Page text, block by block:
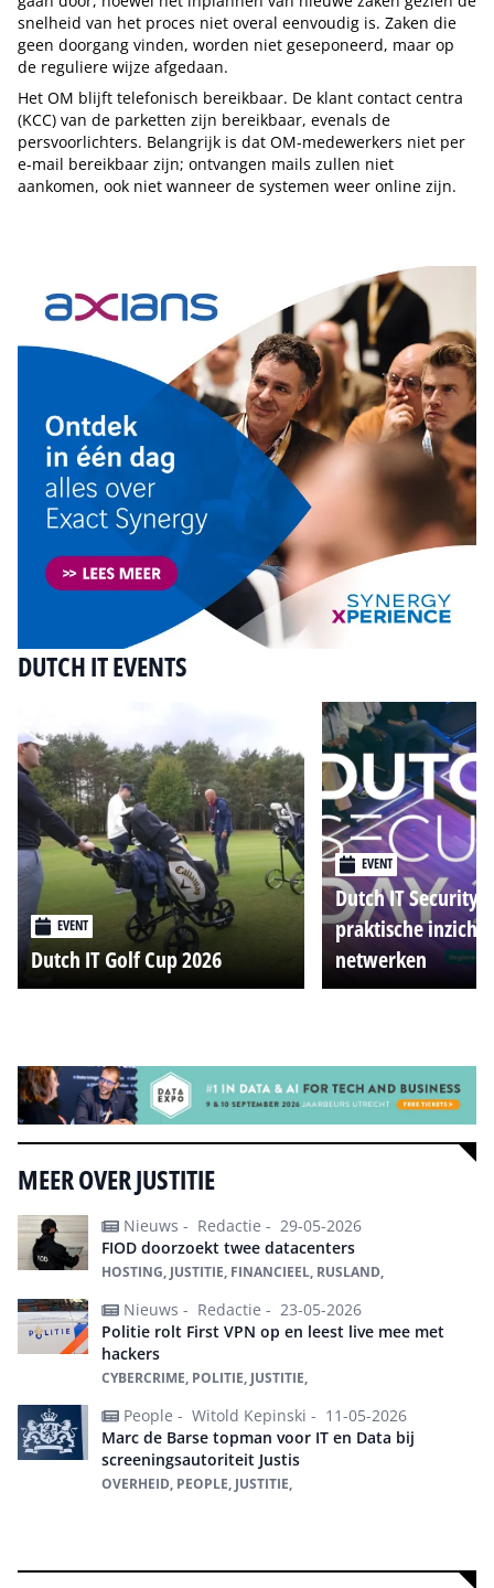
snelheid van het proces niet overal eenvoudig is. Zaken die
geen doorgang vinden, worden niet geseponeerd, maar op
de reguliere wijze afgedaan.
Het OM blijft telefonisch bereikbaar. De klant contact centra
(KCC) van de parketten zijn bereikbaar, evenals de
persvoorlichters. Belangrijk is dat OM-medewerkers niet per
e-mail bereikbaar zijn; ontvangen mails zullen niet
aankomen, ook niet wanneer de systemen weer online zijn.
DUTCH IT EVENTS
EVENT
Dutch IT Golf Cup 2026
EVENT
Dutch IT Security
praktische
netwerken
MEER OVER JUSTITIE
Nieuws - Redactie - 29-05-2026
FIOD doorzoekt twee datacenters
HOSTING, JUSTITIE, FINANCIEEL, RUSLAND,
Nieuws - Redactie - 23-05-2026
Politie rolt First VPN op en leest live mee met
hackers
CYBERCRIME, POLITIE, JUSTITIE,
People - Witold Kepinski - 11-05-2026
Marc de Barse topman voor IT en Data bij
screeningsautoriteit Justis
OVERHEID, PEOPLE, JUSTITIE,